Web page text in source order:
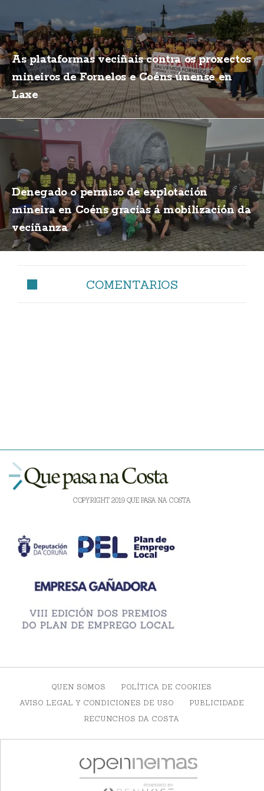
As plataformas veciñais contra os proxectos
mineiros de Fornelos e Coéns únense en
Laxe
Denegado o permiso de explotación
mineira en Coéns gracias á mobilización da
veciñanza
COMENTARIOS
COPYRIGHT 2019 QUE PASA NA COSTA
QUEN SOMOS
POLÍTICA DE COOKIES
AVISO LEGAL Y CONDICIONES DE USO
PUBLICIDADE
RECUNCHOS DA COSTA